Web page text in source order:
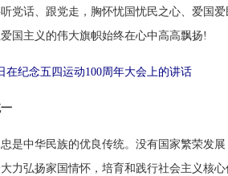
话、跟党走，胸怀忧国忧民之心、爱国爱
国主义的伟大旗帜始终在心中高高飘扬!
纪念五四运动100周年大会上的讲话
中华民族的优良传统。没有国家繁荣发展
力弘扬家国情怀，培育和践行社会主义核